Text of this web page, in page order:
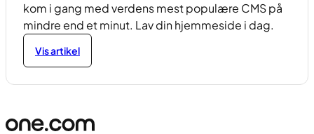
kom i gang med verdens mest populære CMS på
mindre end et minut. Lav din hjemmeside i dag.
Vis artikel